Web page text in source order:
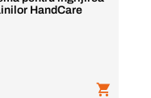
HandCare